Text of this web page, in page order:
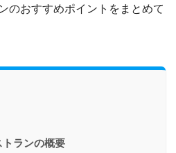
のおすすめポイントをまとめて
ランの概要